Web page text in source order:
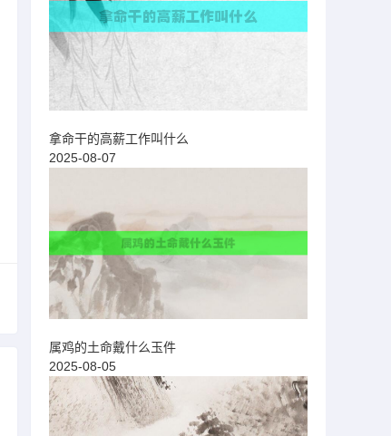
拿命干的高薪工作叫什么
2025-08-07
属鸡的土命戴什么玉件
2025-08-05